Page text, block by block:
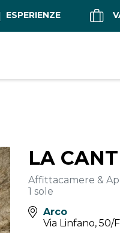
ESPERIENZE
LA
Affittacamere &
1 sole
Arco
Via Linfano, 50/